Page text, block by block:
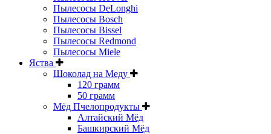
Пылесосы DeLonghi
Пылесосы Bosch
Пылесосы Bissel
Пылесосы Redmond
Пылесосы Miele
Яства
Шоколад на Меду
120 грамм
50 грамм
Мёд Пчелопродукты
Алтайский Мёд
Башкирский Мёд